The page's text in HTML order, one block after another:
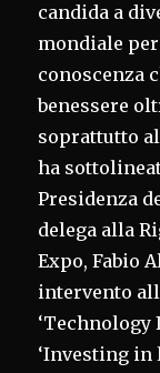
candida a
mondiale
conoscenza
benessere
soprattutto
ha
Presidenza
delega alla
Expo, Fabio
intervento
‘Technology
‘Investing in